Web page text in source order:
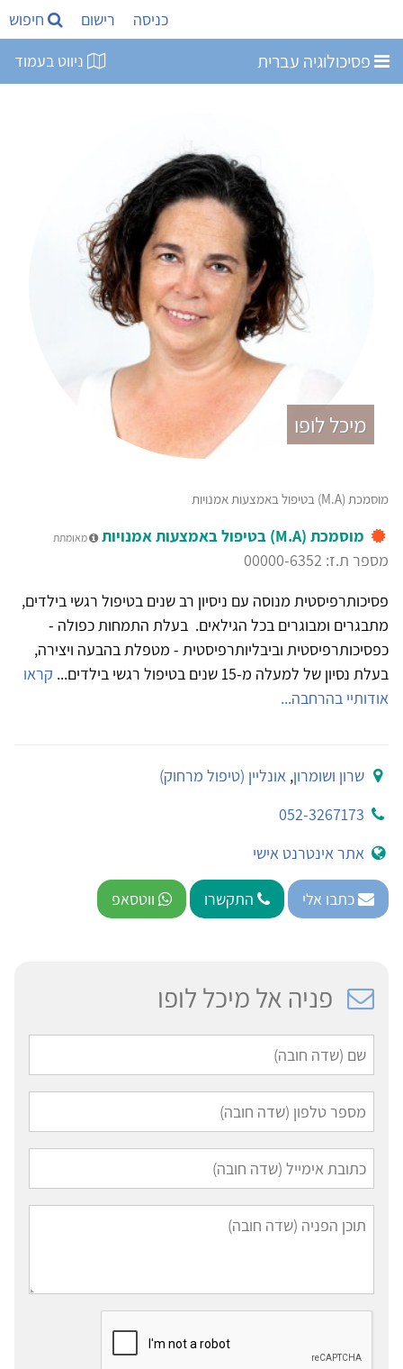
כניסה רישום חיפוש
פסיכולוגיה עברית ניווט בעמוד
מיכל לופו
מוסמכת (M.A) בטיפול באמצעות אמנויות
מוסמכת (M.A) בטיפול באמצעות אמנויות מאומתת
מספר ת.ז: 00000-6352
פסיכותרפיסטית מנוסה עם ניסיון רב שנים בטיפול רגשי בילדים,
מתבגרים ומבוגרים בכל הגילאים. בעלת התמחות כפולה -
כפסיכותרפיסטית וביבליותרפיסטית - מטפלת בהבעה ויצירה,
בעלת נסיון של למעלה מ-15 שנים בטיפול רגשי בילדים...
קראו
אודותיי בהרחבה...
שרון ושומרון,אונליין (טיפול מרחוק)
052-3267173
אתר אינטרנט אישי
כתבו אלי התקשרו ווטסאפ
פניה אל מיכל לופו